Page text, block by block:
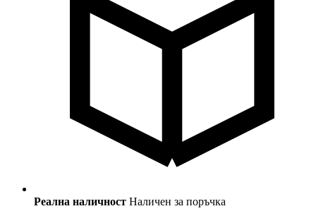
Реална наличност Наличен за поръчка